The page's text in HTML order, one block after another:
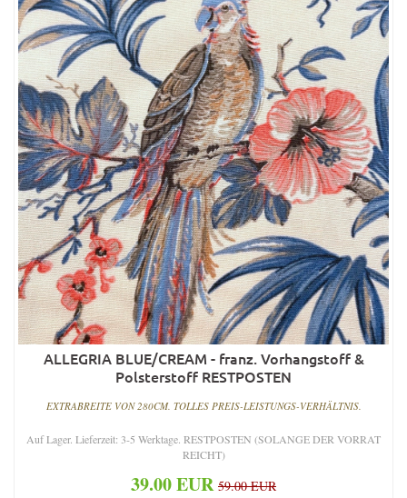
ALLEGRIA BLUE/CREAM - franz. Vorhangstoff &
Polsterstoff RESTPOSTEN
EXTRABREITE VON 280CM. TOLLES PREIS-LEISTUNGS-VERHÄLTNIS.
Auf Lager. Lieferzeit: 3-5 Werktage. RESTPOSTEN (SOLANGE DER VORRAT
REICHT)
39.00 EUR 59.00 EUR